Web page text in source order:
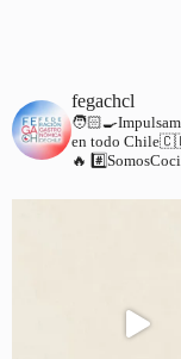
fegachcl
en todo
🔥